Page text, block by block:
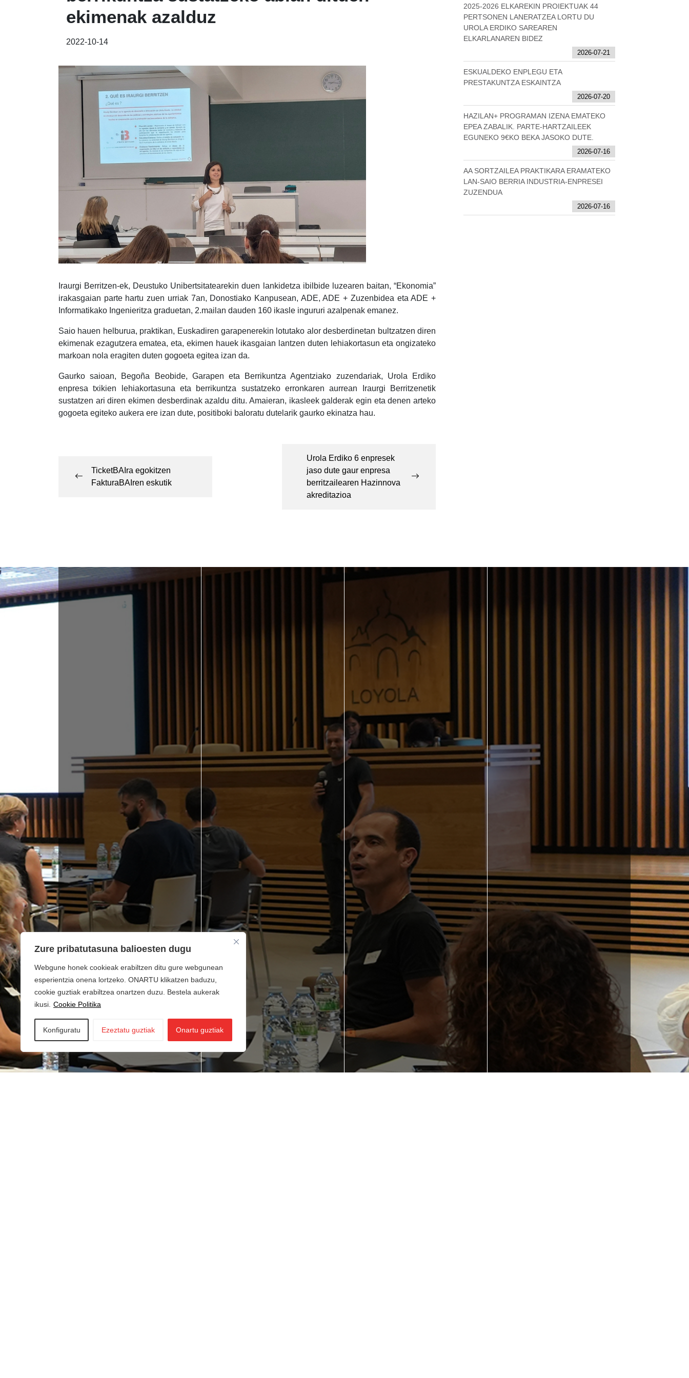
Zure pribatutasuna balioesten dugu
Webgune honek cookieak erabiltzen ditu gure webgunean
esperientzia onena lortzeko. ONARTU klikatzen baduzu,
cookie guztiak erabiltzea onartzen duzu. Bestela aukerak
ikusi. Cookie Politika
Konfiguratu Ezeztatu guztiak Onartu guztiak
ekimenak azalduz
2022-10-14
Iraurgi Berritzen-ek, Deustuko Unibertsitatearekin duen lankidetza ibilbide luzearen baitan, “Ekonomia”
irakasgaian parte hartu zuen urriak 7an, Donostiako Kanpusean, ADE, ADE + Zuzenbidea eta ADE +
Informatikako Ingenieritza graduetan, 2.mailan dauden 160 ikasle ingururi azalpenak emanez.
Saio hauen helburua, praktikan, Euskadiren garapenerekin lotutako alor desberdinetan bultzatzen diren
ekimenak ezagutzera ematea, eta, ekimen hauek ikasgaian lantzen duten lehiakortasun eta ongizateko
markoan nola eragiten duten gogoeta egitea izan da.
Gaurko saioan, Begoña Beobide, Garapen eta Berrikuntza Agentziako zuzendariak, Urola Erdiko
enpresa txikien lehiakortasuna eta berrikuntza sustatzeko erronkaren aurrean Iraurgi Berritzenetik
sustatzen ari diren ekimen desberdinak azaldu ditu. Amaieran, ikasleek galderak egin eta denen arteko
gogoeta egiteko aukera ere izan dute, positiboki baloratu dutelarik gaurko ekinatza hau.
TicketBAIra egokitzen
FakturaBAIren eskutik
Urola Erdiko 6 enpresek
jaso dute gaur enpresa
berritzailearen Hazinnova
akreditazioa
2025-2026 ELKAREKIN PROIEKTUAK 44
PERTSONEN LANERATZEA LORTU DU
UROLA ERDIKO SAREAREN
ELKARLANAREN BIDEZ
2026-07-21
ESKUALDEKO ENPLEGU ETA
PRESTAKUNTZA ESKAINTZA
2026-07-20
HAZILAN+ PROGRAMAN IZENA EMATEKO
EPEA ZABALIK. PARTE-HARTZAILEEK
EGUNEKO 9€KO BEKA JASOKO DUTE.
2026-07-16
AA SORTZAILEA PRAKTIKARA ERAMATEKO
LAN-SAIO BERRIA INDUSTRIA-ENPRESEI
ZUZENDUA
2026-07-16